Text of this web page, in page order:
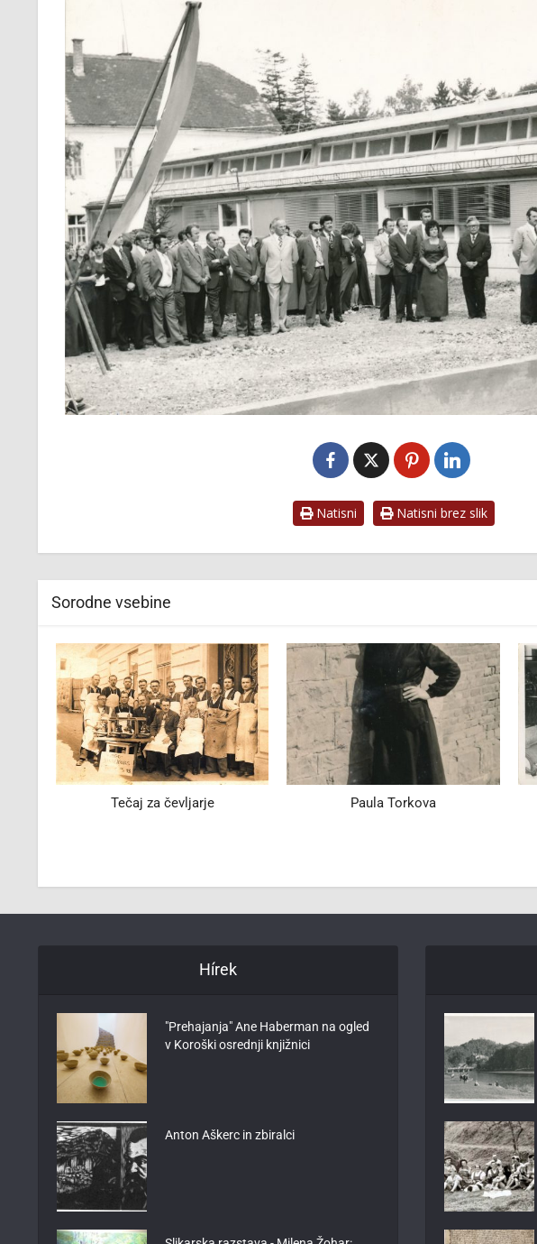
Natisni Natisni brez slik
Sorodne vsebine
Paula Torkova
Vzdrževalca v predilnici
Hírek
"Prehajanja" Ane Haberman na ogled
v Koroški osrednji knjižnici
Anton Aškerc in zbiralci